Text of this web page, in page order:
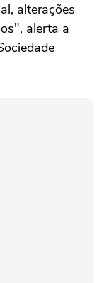
alterações
alerta a